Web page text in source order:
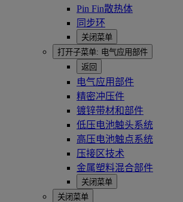
Pin Fin散热体
同步环
关闭菜单
打开子菜单: 电气应用部件
返回
电气应用部件
精密冲压件
镀锌带材和部件
低压电池触头系统
高压电池触点系统
压接区技术
金属塑料混合部件
关闭菜单
关闭菜单